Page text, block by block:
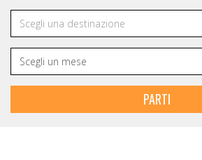
PARTI